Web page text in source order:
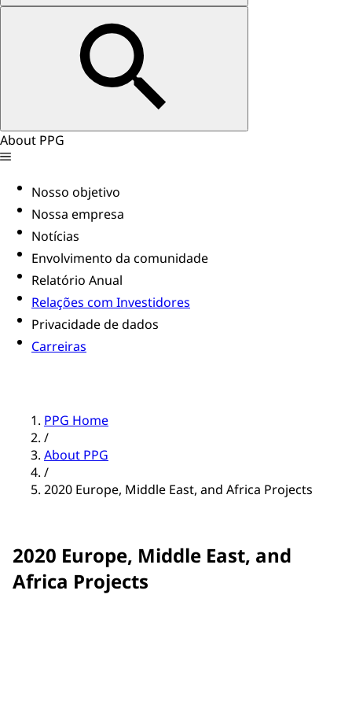
About PPG
Nosso objetivo
Nossa empresa
Notícias
Envolvimento da comunidade
Relatório Anual
Relações com Investidores
Privacidade de dados
Carreiras
PPG Home
/
About PPG
/
2020 Europe, Middle East, and Africa Projects
2020 Europe, Middle East, and
Africa Projects